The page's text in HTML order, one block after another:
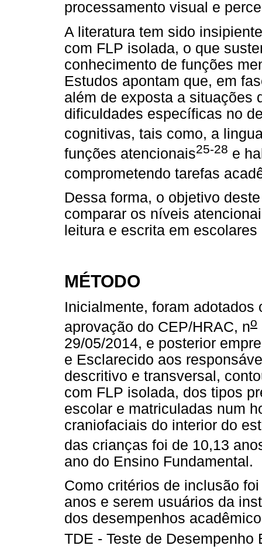
processamento visual e
A literatura tem sido
com FLP isolada, o que
conhecimento de funções
Estudos apontam que, em
além de exposta a situações
dificuldades específicas no
cognitivas, tais como, a
funções atencionais25-28 e
comprometendo tarefas
Dessa forma, o objetivo
comparar os níveis
leitura e escrita em
MÉTODO
Inicialmente, foram
aprovação do CEP/HRAC, no
29/05/2014, e posterior
e Esclarecido aos
descritivo e transversal,
com FLP isolada, dos tipos
escolar e matriculadas num
craniofaciais do interior do
das crianças foi de 10,13
ano do Ensino Fundamental.
Como critérios de inclusão
anos e serem usuários da
dos desempenhos
TDE - Teste de Desempenho